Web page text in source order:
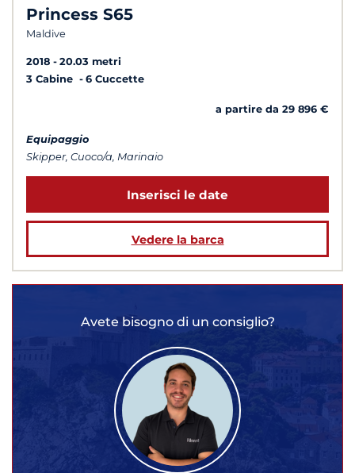
Princess S65
Maldive
2018
20.03 metri
3 Cabine
6 Cuccette
a partire da 29 896 €
Equipaggio
Skipper, Cuoco/a, Marinaio
Inserisci le date
Vedere la barca
Avete bisogno di un consiglio?